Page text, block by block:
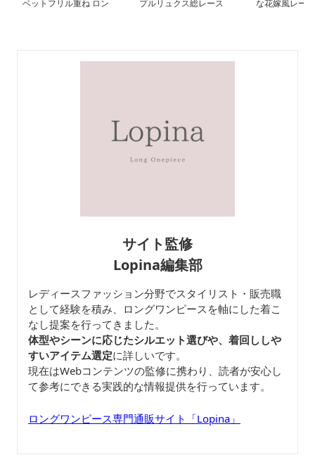
ベットフリル重ね ロン
プルリュクス総レース
な花嫁風レー
サイト監修
Lopina編集部
レディースファッション分野でスタイリスト・販売職
として経験を積み、ロングワンピースを軸にした着こ
なし提案を行ってきました。
体型やシーンに応じたシルエット選びや、着回ししや
すいアイテム選定に詳しいです。
現在はWebコンテンツの監修に携わり、読者が安心し
て参考にできる実践的な情報提供を行っています。
ロングワンピース専門通販サイト「Lopina」